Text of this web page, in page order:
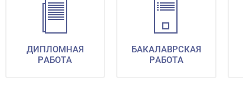
ДИПЛОМНАЯ
РАБОТА
БАКАЛАВРСКАЯ
РАБОТА